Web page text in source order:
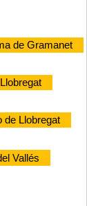
de Gramanet
de Llobregat
Vallés